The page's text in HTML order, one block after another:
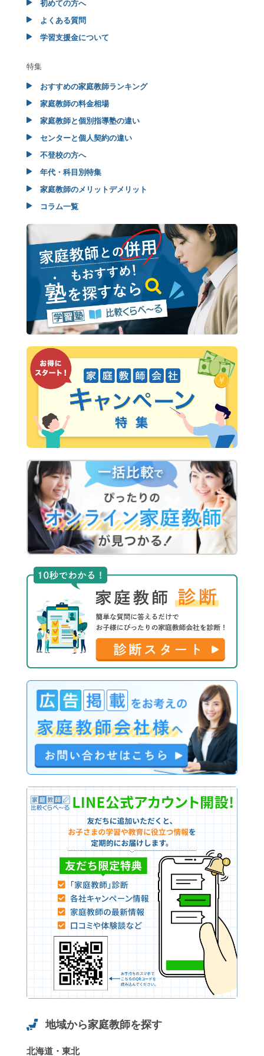
初めての方へ
よくある質問
学習支援金について
特集
おすすめの家庭教師ランキング
家庭教師の料金相場
家庭教師と個別指導塾の違い
センターと個人契約の違い
不登校の方へ
年代・科目別特集
家庭教師のメリットデメリット
コラム一覧
地域から家庭教師を探す
北海道・東北